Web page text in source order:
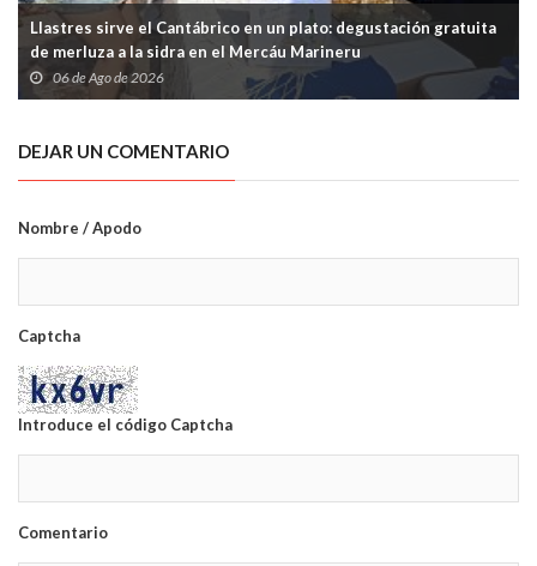
Llastres sirve el Cantábrico en un plato: degustación gratuita
de merluza a la sidra en el Mercáu Marineru
06 de Ago de 2026
DEJAR UN COMENTARIO
Nombre / Apodo
Captcha
Introduce el código Captcha
Comentario